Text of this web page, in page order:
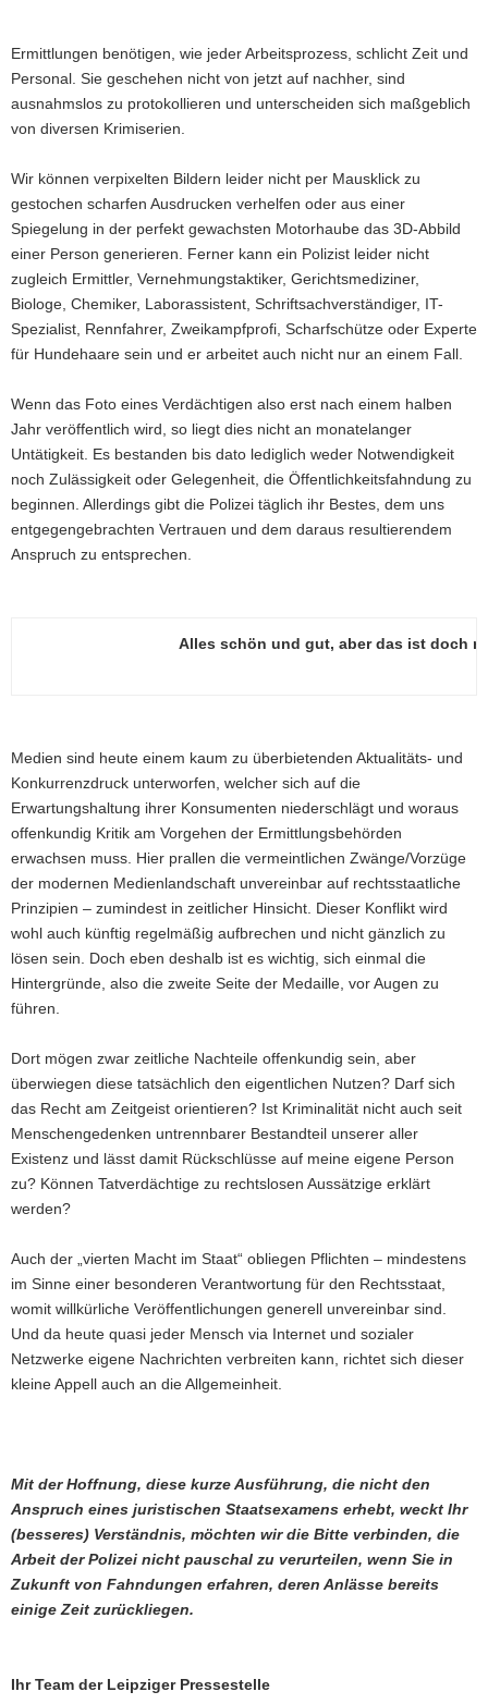
Ermittlungen benötigen, wie jeder Arbeitsprozess, schlicht Zeit und
Personal. Sie geschehen nicht von jetzt auf nachher, sind
ausnahmslos zu protokollieren und unterscheiden sich maßgeblich
von diversen Krimiserien.
Wir können verpixelten Bildern leider nicht per Mausklick zu
gestochen scharfen Ausdrucken verhelfen oder aus einer
Spiegelung in der perfekt gewachsten Motorhaube das 3D-Abbild
einer Person generieren. Ferner kann ein Polizist leider nicht
zugleich Ermittler, Vernehmungstaktiker, Gerichtsmediziner,
Biologe, Chemiker, Laborassistent, Schriftsachverständiger, IT-
Spezialist, Rennfahrer, Zweikampfprofi, Scharfschütze oder Experte
für Hundehaare sein und er arbeitet auch nicht nur an einem Fall.
Wenn das Foto eines Verdächtigen also erst nach einem halben
Jahr veröffentlich wird, so liegt dies nicht an monatelanger
Untätigkeit. Es bestanden bis dato lediglich weder Notwendigkeit
noch Zulässigkeit oder Gelegenheit, die Öffentlichkeitsfahndung zu
beginnen. Allerdings gibt die Polizei täglich ihr Bestes, dem uns
entgegengebrachten Vertrauen und dem daraus resultierendem
Anspruch zu entsprechen.
Alles schön und gut, aber das ist doch
Medien sind heute einem kaum zu überbietenden Aktualitäts- und
Konkurrenzdruck unterworfen, welcher sich auf die
Erwartungshaltung ihrer Konsumenten niederschlägt und woraus
offenkundig Kritik am Vorgehen der Ermittlungsbehörden
erwachsen muss. Hier prallen die vermeintlichen Zwänge/Vorzüge
der modernen Medienlandschaft unvereinbar auf rechtsstaatliche
Prinzipien – zumindest in zeitlicher Hinsicht. Dieser Konflikt wird
wohl auch künftig regelmäßig aufbrechen und nicht gänzlich zu
lösen sein. Doch eben deshalb ist es wichtig, sich einmal die
Hintergründe, also die zweite Seite der Medaille, vor Augen zu
führen.
Dort mögen zwar zeitliche Nachteile offenkundig sein, aber
überwiegen diese tatsächlich den eigentlichen Nutzen? Darf sich
das Recht am Zeitgeist orientieren? Ist Kriminalität nicht auch seit
Menschengedenken untrennbarer Bestandteil unserer aller
Existenz und lässt damit Rückschlüsse auf meine eigene Person
zu? Können Tatverdächtige zu rechtslosen Aussätzige erklärt
werden?
Auch der „vierten Macht im Staat“ obliegen Pflichten – mindestens
im Sinne einer besonderen Verantwortung für den Rechtsstaat,
womit willkürliche Veröffentlichungen generell unvereinbar sind.
Und da heute quasi jeder Mensch via Internet und sozialer
Netzwerke eigene Nachrichten verbreiten kann, richtet sich dieser
kleine Appell auch an die Allgemeinheit.
Mit der Hoffnung, diese kurze Ausführung, die nicht den
Anspruch eines juristischen Staatsexamens erhebt, weckt Ihr
(besseres) Verständnis, möchten wir die Bitte verbinden, die
Arbeit der Polizei nicht pauschal zu verurteilen, wenn Sie in
Zukunft von Fahndungen erfahren, deren Anlässe bereits
einige Zeit zurückliegen.
Ihr Team der Leipziger Pressestelle